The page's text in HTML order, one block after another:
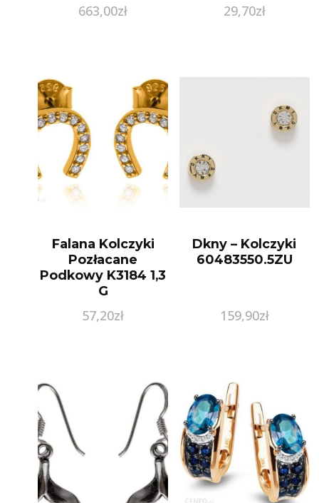
Pr.585
663,00zł 29,70zł
Falana Kolczyki
Pozłacane
Podkowy K3184 1,3
G
57,20zł
Dkny – Kolczyki
60483550.5ZU
159,90zł